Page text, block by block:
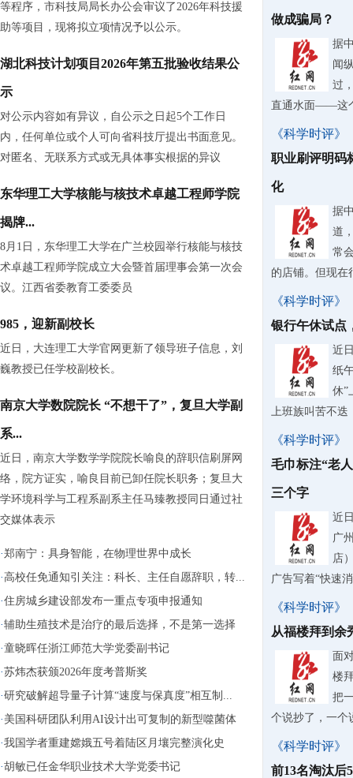
等程序，市科技局局长办公会审议了2026年科技援
助等项目，现将拟立项情况予以公示。
湖北科技计划项目2026年第五批验收结果公
示
对公示内容如有异议，自公示之日起5个工作日
内，任何单位或个人可向省科技厅提出书面意见。
对匿名、无联系方式或无具体事实根据的异议
东华理工大学核能与核技术卓越工程师学院
揭牌...
8月1日，东华理工大学在广兰校园举行核能与核技
术卓越工程师学院成立大会暨首届理事会第一次会
议。江西省委教育工委委员
985，迎新副校长
近日，大连理工大学官网更新了领导班子信息，刘
巍教授已任学校副校长。
南京大学数院院长 “不想干了”，复旦大学副
系...
近日，南京大学数学学院院长喻良的辞职信刷屏网
络，院方证实，喻良目前已卸任院长职务；复旦大
学环境科学与工程系副系主任马臻教授同日通过社
交媒体表示
·郑南宁：具身智能，在物理世界中成长
· 高校任免通知引关注：科长、主任自愿辞职，转...
·住房城乡建设部发布一重点专项申报通知
·辅助生殖技术是治疗的最后选择，不是第一选择
·童晓晖任浙江师范大学党委副书记
·苏炜杰获颁2026年度考普斯奖
·研究破解超导量子计算“速度与保真度”相互制...
· 美国科研团队利用AI设计出可复制的新型噬菌体
·我国学者重建嫦娥五号着陆区月壤完整演化史
·胡敏已任金华职业技术大学党委书记
做成骗局？
据
闻
过
直通水面——这
《科学时评》
职业刷评明码
化
据
道
常
的店铺。但现在
《科学时评》
银行午休试点
近
纸
休”
上班族叫苦不迭
《科学时评》
毛巾标注“老
三个字
近
广
店
广告写着“快速
《科学时评》
从福楼拜到余
面
楼
把
个说抄了，一个
《科学时评》
前13名淘汰后